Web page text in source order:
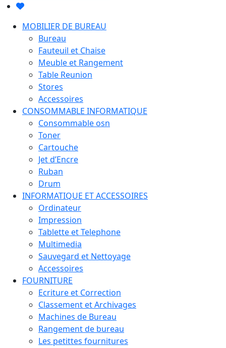
MOBILIER DE BUREAU
Bureau
Fauteuil et Chaise
Meuble et Rangement
Table Reunion
Stores
Accessoires
CONSOMMABLE INFORMATIQUE
Consommable osn
Toner
Cartouche
Jet d’Encre
Ruban
Drum
INFORMATIQUE ET ACCESSOIRES
Ordinateur
Impression
Tablette et Telephone
Multimedia
Sauvegard et Nettoyage
Accessoires
FOURNITURE
Ecriture et Correction
Classement et Archivages
Machines de Bureau
Rangement de bureau
Les petittes fournitures